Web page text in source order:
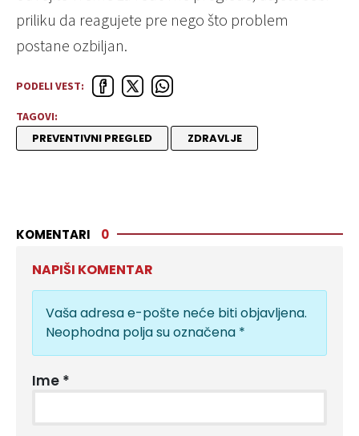
priliku da reagujete pre nego što problem
postane ozbiljan.
PODELI VEST:
TAGOVI:
PREVENTIVNI PREGLED ZDRAVLJE
KOMENTARI 0
NAPIŠI KOMENTAR
Vaša adresa e-pošte neće biti objavljena.
Neophodna polja su označena *
Ime *